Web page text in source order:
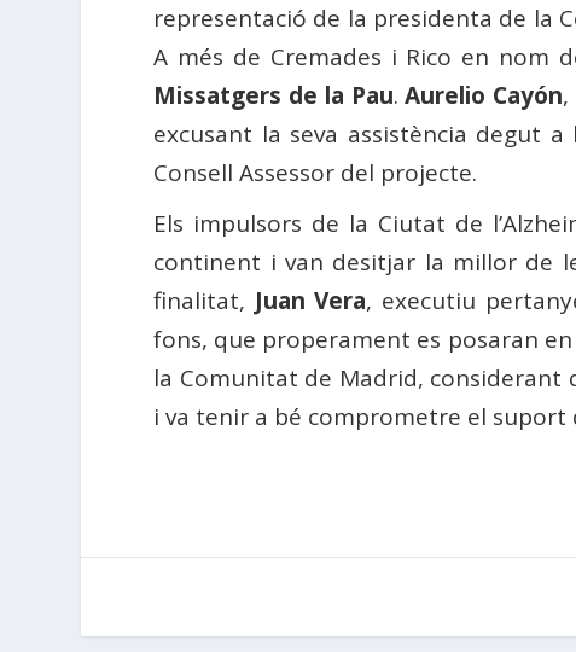
representació de la presidenta de la
A més de Cremades i Rico en nom
Missatgers de la Pau.Aurelio Cayón
excusant la seva assistència degut
Consell Assessor del projecte.
Els impulsors de la Ciutat de
continent i van desitjar la millor de
finalitat, Juan Vera, executiu
fons, que properament es posaran
la Comunitat de Madrid, considerant
i va tenir a bé comprometre el suport